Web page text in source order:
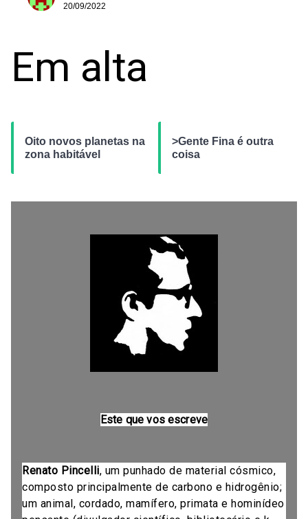
20/09/2022
Em alta
Oito novos planetas na
zona habitável
>Gente Fina é outra
coisa
Este que vos escreve
Renato Pincelli, um punhado de material cósmico,
composto principalmente de carbono e hidrogênio;
um animal, cordado, mamífero, primata e hominídeo